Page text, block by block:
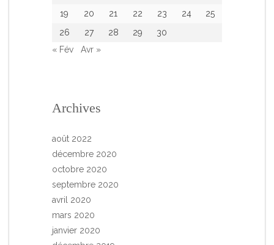
19
20 21 22 23 24
25
26
27 28 29
30
« Fév
Avr »
Archives
août 2022
décembre 2020
octobre 2020
septembre 2020
avril 2020
mars 2020
janvier 2020